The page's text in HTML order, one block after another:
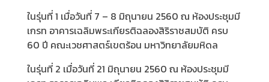
ในรุ่นที่ 1 เมื่อวันที่ 7 – 8 มิถุนายน 2560 ณ ห้องประชุมมี
เกรท อาคารเฉลิมพระเกียรติฉลองสิริราชสมบัติ ครบ
60 ปี คณะเวชศาสตร์เขตร้อน มหาวิทยาลัยมหิดล
ในรุ่นที่ 2 เมื่อวันที่ 21 มิถุนายน 2560 ณ ห้องประชุมมี